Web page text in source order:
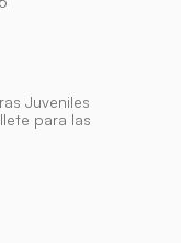
Juveniles
para las